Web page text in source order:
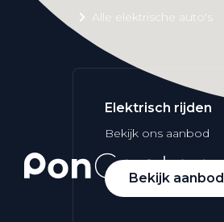
Alle elektrische auto's
Elektrisch rijden
Bekijk ons aanbod
Bekijk aanbod